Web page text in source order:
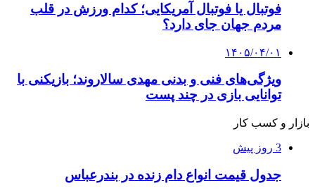
فوتبال یا فوتبال آمریکایی؛ کدام ورزش در قلب
مردم جهان جای دارد؟
۱۴۰۵/۰۴/۰۱
ویژگی‌های فنی و بدنی مهدی سالاروند؛ بازیکنی با
توانایی بازی در چند پست
بازار و کسب کار
3 روز پیش
جدول قیمت انواع دام زنده در بندرعباس